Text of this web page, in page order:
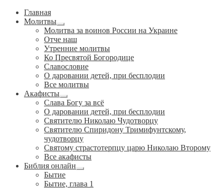
Главная
Молитвы
Развернутое
вложенное
меню
Молитва за воинов России на Украине
Отче наш
Утренние молитвы
Ко Пресвятой Богородице
Славословие
О даровании детей, при бесплодии
Вcе молитвы
Акафисты
Развернутое
вложенное
меню
Слава Богу за всё
О даровании детей, при бесплодии
Святителю Николаю Чудотворцу
Святителю Спиридону Тримифунтскому,
чудотворцу
Святому страстотерпцу царю Николаю Второму
Все акафисты
Библия онлайн
Развернутое
вложенное
меню
Бытие
Бытие, глава 1